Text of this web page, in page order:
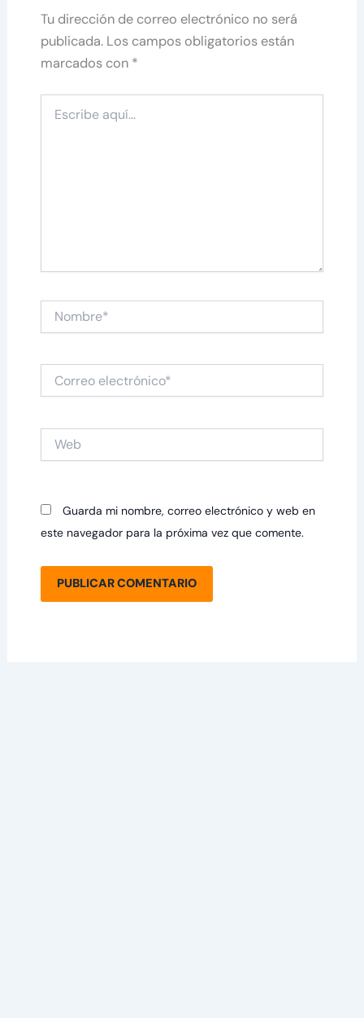
Tu dirección de correo electrónico no será
publicada. Los campos obligatorios están
marcados con *
aquí...
electrónico*
Guarda mi nombre, correo electrónico y web en
este navegador para la próxima vez que comente.